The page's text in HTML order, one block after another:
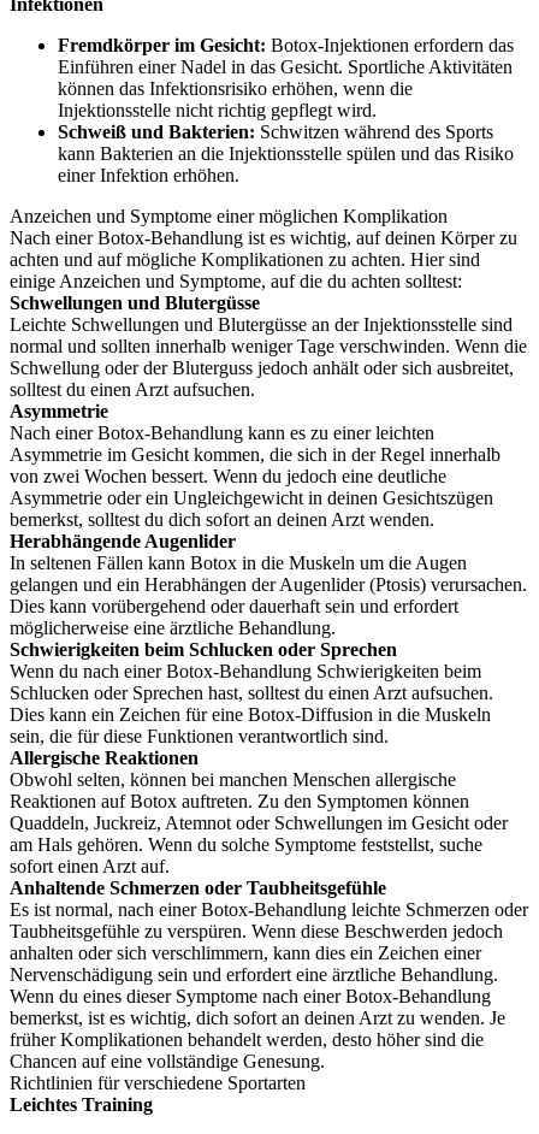
Infektionen
Fremdkörper im Gesicht: Botox-Injektionen erfordern das
Einführen einer Nadel in das Gesicht. Sportliche Aktivitäten
können das Infektionsrisiko erhöhen, wenn die
Injektionsstelle nicht richtig gepflegt wird.
Schweiß und Bakterien: Schwitzen während des Sports
kann Bakterien an die Injektionsstelle spülen und das Risiko
einer Infektion erhöhen.
Anzeichen und Symptome einer möglichen Komplikation
Nach einer Botox-Behandlung ist es wichtig, auf deinen Körper zu
achten und auf mögliche Komplikationen zu achten. Hier sind
einige Anzeichen und Symptome, auf die du achten solltest:
Schwellungen und Blutergüsse
Leichte Schwellungen und Blutergüsse an der Injektionsstelle sind
normal und sollten innerhalb weniger Tage verschwinden. Wenn die
Schwellung oder der Bluterguss jedoch anhält oder sich ausbreitet,
solltest du einen Arzt aufsuchen.
Asymmetrie
Nach einer Botox-Behandlung kann es zu einer leichten
Asymmetrie im Gesicht kommen, die sich in der Regel innerhalb
von zwei Wochen bessert. Wenn du jedoch eine deutliche
Asymmetrie oder ein Ungleichgewicht in deinen Gesichtszügen
bemerkst, solltest du dich sofort an deinen Arzt wenden.
Herabhängende Augenlider
In seltenen Fällen kann Botox in die Muskeln um die Augen
gelangen und ein Herabhängen der Augenlider (Ptosis) verursachen.
Dies kann vorübergehend oder dauerhaft sein und erfordert
möglicherweise eine ärztliche Behandlung.
Schwierigkeiten beim Schlucken oder Sprechen
Wenn du nach einer Botox-Behandlung Schwierigkeiten beim
Schlucken oder Sprechen hast, solltest du einen Arzt aufsuchen.
Dies kann ein Zeichen für eine Botox-Diffusion in die Muskeln
sein, die für diese Funktionen verantwortlich sind.
Allergische Reaktionen
Obwohl selten, können bei manchen Menschen allergische
Reaktionen auf Botox auftreten. Zu den Symptomen können
Quaddeln, Juckreiz, Atemnot oder Schwellungen im Gesicht oder
am Hals gehören. Wenn du solche Symptome feststellst, suche
sofort einen Arzt auf.
Anhaltende Schmerzen oder Taubheitsgefühle
Es ist normal, nach einer Botox-Behandlung leichte Schmerzen oder
Taubheitsgefühle zu verspüren. Wenn diese Beschwerden jedoch
anhalten oder sich verschlimmern, kann dies ein Zeichen einer
Nervenschädigung sein und erfordert eine ärztliche Behandlung.
Wenn du eines dieser Symptome nach einer Botox-Behandlung
bemerkst, ist es wichtig, dich sofort an deinen Arzt zu wenden. Je
früher Komplikationen behandelt werden, desto höher sind die
Chancen auf eine vollständige Genesung.
Richtlinien für verschiedene Sportarten
Leichtes Training